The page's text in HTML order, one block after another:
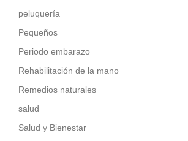
peluquería
Pequeños
Periodo embarazo
Rehabilitación de la mano
Remedios naturales
salud
Salud y Bienestar